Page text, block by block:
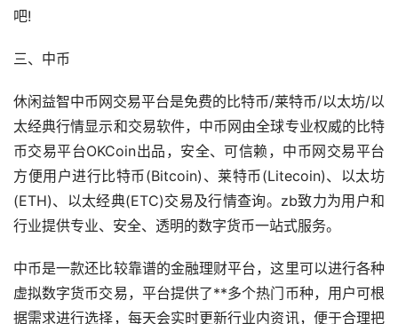
吧!
三、中币
休闲益智中币网交易平台是免费的比特币/莱特币/以太坊/以
太经典行情显示和交易软件，中币网由全球专业权威的比特
币交易平台OKCoin出品，安全、可信赖，中币网交易平台
方便用户进行比特币(Bitcoin)、莱特币(Litecoin)、以太坊
(ETH)、以太经典(ETC)交易及行情查询。zb致力为用户和
行业提供专业、安全、透明的数字货币一站式服务。
中币是一款还比较靠谱的金融理财平台，这里可以进行各种
虚拟数字货币交易，平台提供了**多个热门币种，用户可根
据需求进行选择，每天会实时更新行业内资讯，便于合理把